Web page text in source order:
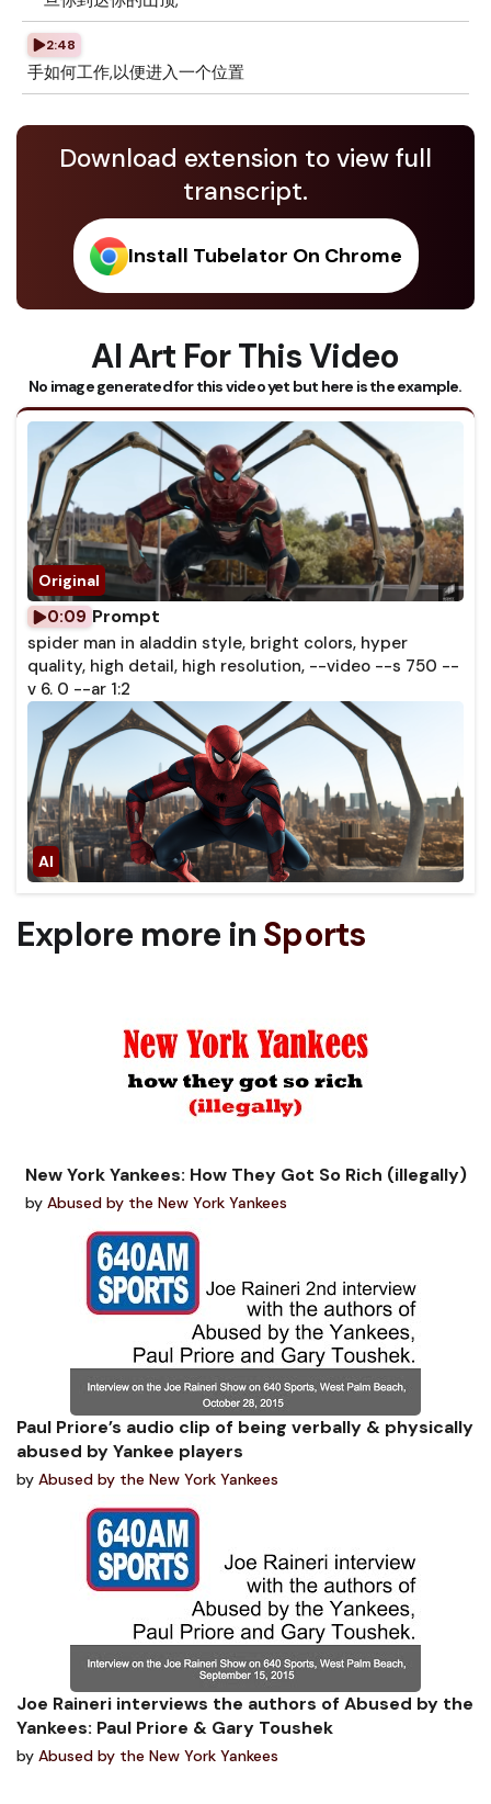
2:48
手如何工作,以便进入一个位置
Download extension to view full
transcript.
Install Tubelator On Chrome
AI Art For This Video
No image generated for this video yet but here is the example.
0:09 Prompt
spider man in aladdin style, bright colors, hyper
quality, high detail, high resolution, --video --s 750 --
v 6. 0 --ar 1:2
Explore more in Sports
New York Yankees: How They Got So Rich (illegally)
by Abused by the New York Yankees
Paul Priore’s audio clip of being verbally & physically
abused by Yankee players
by Abused by the New York Yankees
Joe Raineri interviews the authors of Abused by the
Yankees: Paul Priore & Gary Toushek
by Abused by the New York Yankees